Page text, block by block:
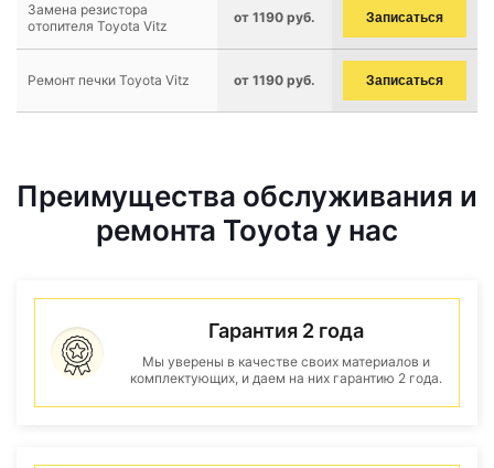
Замена резистора
отопителя Toyota Vitz
от 1190 руб. Записаться
Ремонт печки Toyota Vitz от 1190 руб. Записаться
Преимущества обслуживания и
ремонта Toyota у нас
Гарантия 2 года
Мы уверены в качестве своих материалов и
комплектующих, и даем на них гарантию 2 года.